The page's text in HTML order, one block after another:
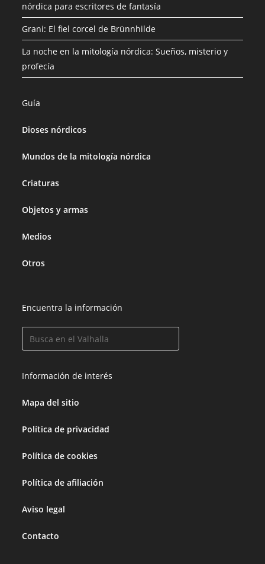
nórdica para escritores de fantasía
Grani: El fiel corcel de Brünnhilde
La noche en la mitología nórdica: Sueños, misterio y
profecía
Guía
Dioses nórdicos
Mundos de la mitología nórdica
Criaturas
Objetos y armas
Medios
Otros
Encuentra la información
Información de interés
Mapa del sitio
Política de privacidad
Política de cookies
Política de afiliación
Aviso legal
Contacto